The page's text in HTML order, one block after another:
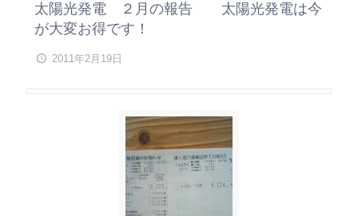
太陽光発電 ２月の報告 太陽光発電は今
が大変お得です！
2011年2月19日